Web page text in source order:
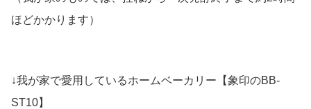
ほどかかります）
↓我が家で愛用しているホームベーカリー【象印のBB-
ST10】